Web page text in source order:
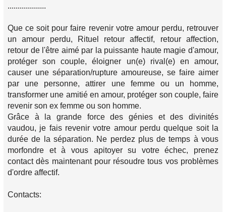
...................
Que ce soit pour faire revenir votre amour perdu, retrouver
un amour perdu, Rituel retour affectif, retour affection,
retour de l'être aimé par la puissante haute magie d'amour,
protéger son couple, éloigner un(e) rival(e) en amour,
causer une séparation/rupture amoureuse, se faire aimer
par une personne, attirer une femme ou un homme,
transformer une amitié en amour, protéger son couple, faire
revenir son ex femme ou son homme.
Grâce à la grande force des génies et des divinités
vaudou, je fais revenir votre amour perdu quelque soit la
durée de la séparation. Ne perdez plus de temps à vous
morfondre et à vous apitoyer su votre échec, prenez
contact dès maintenant pour résoudre tous vos problèmes
d'ordre affectif.
Contacts: